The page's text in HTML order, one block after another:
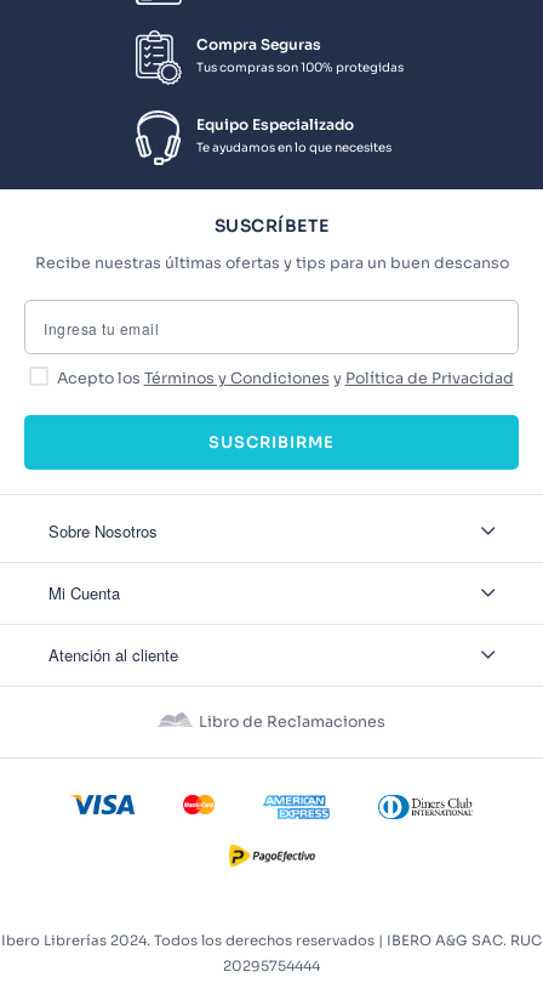
Compra Seguras
Tus compras son 100% protegidas
Equipo Especializado
Te ayudamos en lo que necesites
SUSCRÍBETE
Recibe nuestras últimas ofertas y tips para un buen descanso
Acepto los Términos y Condiciones y Política de Privacidad
SUSCRIBIRME
Sobre Nosotros
Nuestas tiendas
Mi Cuenta
Ver mis Pedidos
Recuperar Contraseña
Atención al cliente
Políticas de Privacidad
Políticas de Cookies
Términos y Condiciones Promos
Libro de Reclamaciones
Ibero Librerías 2024. Todos los derechos reservados | IBERO A&G SAC. RUC
20295754444